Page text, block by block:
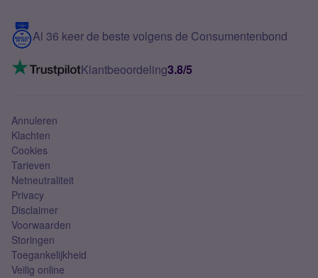
5G internet
Mobiel internet
Mobiel abonnement
Contact
VoLTE 4G bellen
Al 36 keer de beste volgens de Consumentenbond
Klantbeoordeling3.8/5
Annuleren
Klachten
Cookies
Tarieven
Netneutraliteit
Privacy
Disclaimer
Voorwaarden
Storingen
Toegankelijkheid
Veilig online